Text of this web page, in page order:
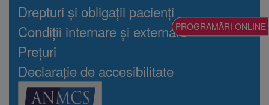
Drepturi și obligații pacienți
Condiții internare și externare
Prețuri
Declarație de accesibilitate
PROGRAMĂRI ONLINE